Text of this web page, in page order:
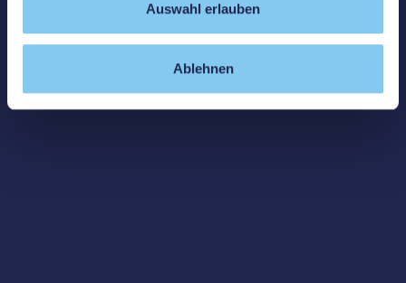
Auswahl erlauben
Ablehnen